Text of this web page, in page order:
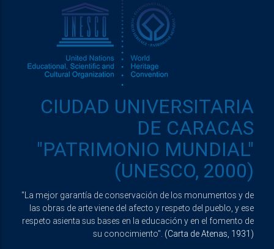
CIUDAD UNIVERSITARIA
DE CARACAS
"PATRIMONIO MUNDIAL"
(UNESCO, 2000)
"La mejor garantía de conservación de los monumentos y de
las obras de arte viene del afecto y respeto del pueblo, y ese
respeto asienta sus bases en la educación y en el fomento de
su conocimiento". (Carta de Atenas, 1931)